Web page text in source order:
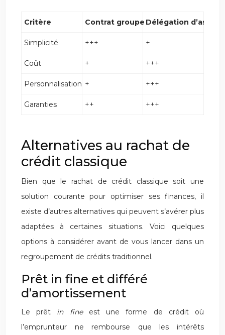
Critère Contrat groupe Délégation
Simplicité +++ +
Coût + +++
Personnalisation + +++
Garanties ++ +++
Alternatives au rachat de
crédit classique
Bien que le rachat de crédit classique soit une
solution courante pour optimiser ses finances, il
existe d’autres alternatives qui peuvent s’avérer plus
adaptées à certaines situations. Voici quelques
options à considérer avant de vous lancer dans un
regroupement de crédits traditionnel.
Prêt in fine et différé
d’amortissement
Le prêt in fine est une forme de crédit où
l’emprunteur ne rembourse que les intérêts